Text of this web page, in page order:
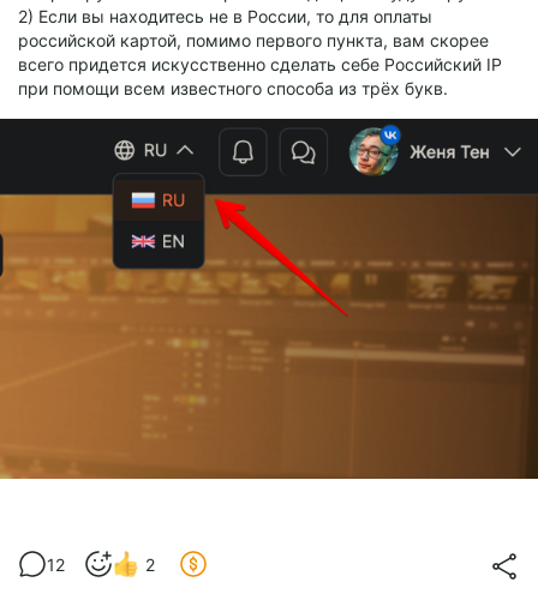
2) Если вы находитесь не в России, то для оплаты
российской картой, помимо первого пункта, вам скорее
всего придется искусственно сделать себе Российский IP
при помощи всем известного способа из трёх букв.
12 2